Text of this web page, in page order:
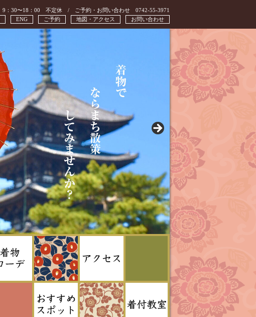
：30〜18：00 不定休 / ご予約・お問い合わせ 0742-55-3971
お問い合わせ
地図・アクセス
ご予約
ENG